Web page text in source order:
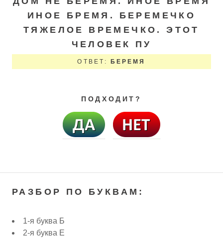
ИНОЕ БРЕМЯ. БЕРЕМЕЧКО
ТЯЖЕЛОЕ ВРЕМЕЧКО. ЭТОТ
ЧЕЛОВЕК ПУ
ОТВЕТ: БЕРЕМЯ
ПОДХОДИТ?
РАЗБОР ПО БУКВАМ:
1-я буква Б
2-я буква Е